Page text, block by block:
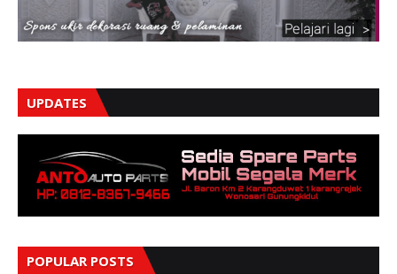
UPDATES
POPULAR POSTS